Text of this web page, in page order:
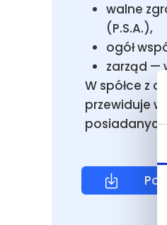
walne
(P.S.A.),
ogół
zarząd —
W spółce z
przewiduje
posiadanych